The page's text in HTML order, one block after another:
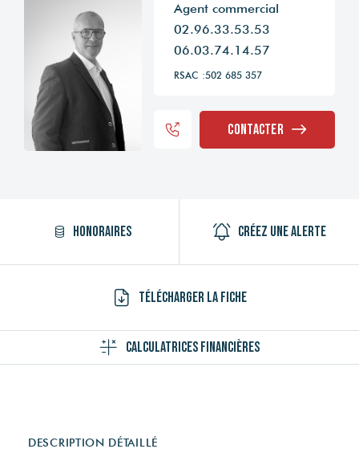
Agent commercial
02.96.33.53.53
06.03.74.14.57
RSAC :502 685 357
Contacter
Honoraires Créez une alerte
Télécharger la fiche
Calculatrices financières
DESCRIPTION DÉTAILLÉ